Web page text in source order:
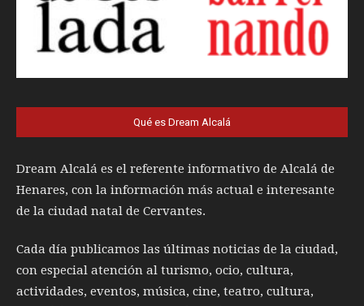
Qué es Dream Alcalá
Dream Alcalá es el referente informativo de Alcalá de
Henares, con la información más actual e interesante
de la ciudad natal de Cervantes.
Cada día publicamos las últimas noticias de la ciudad,
con especial atención al turismo, ocio, cultura,
actividades, eventos, música, cine, teatro, cultura,